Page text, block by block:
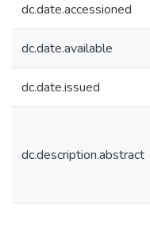
dc.date.accessioned
dc.date.available
dc.date.issued
dc.description.abstract